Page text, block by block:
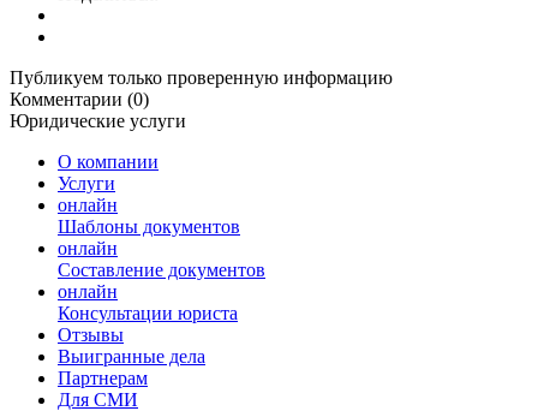
Публикуем только проверенную информацию
Комментарии (0)
Юридические услуги
О компании
Услуги
онлайн
Шаблоны документов
онлайн
Составление документов
онлайн
Консультации юриста
Отзывы
Выигранные дела
Партнерам
Для СМИ